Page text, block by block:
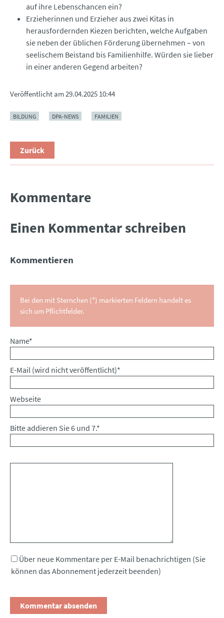
auf ihre Lebenschancen ein?
Erzieherinnen und Erzieher aus zwei Kitas in
herausfordernden Kiezen berichten, welche Aufgaben
sie neben der üblichen Förderung übernehmen – von
seelischem Beistand bis Familienhilfe. Würden sie lieber
in einer anderen Gegend arbeiten?
Veröffentlicht am29.04.2025 10:44
BILDUNG DPA-NEWS FAMILIEN
Zurück
Kommentare
Einen Kommentar schreiben
Kommentieren
Bei den mit Sternchen (*) markierten Feldern handelt es
sich um Pflichtfelder.
Pflichtfeld
Name*
Pflichtfeld
E-Mail (wird nicht veröffentlicht)*
Webseite
Bitte addieren Sie 6 und 7.*
Über neue Kommentare per E-Mail benachrichtigen (Sie
können das Abonnement jederzeit beenden)